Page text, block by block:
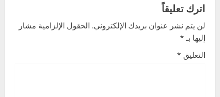
v
i
g
اترك تعليقاً
لن يتم نشر عنوان بريدك الإلكتروني. الحقول الإلزامية مشار
إليها بـ*
التعليق *